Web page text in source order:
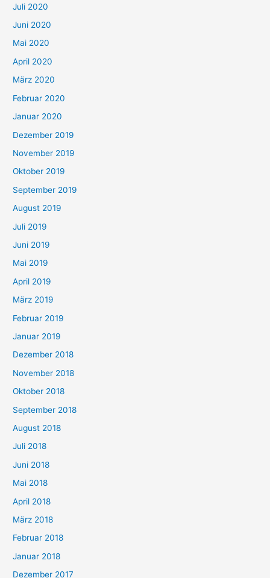
Juli 2020
Juni 2020
Mai 2020
April 2020
März 2020
Februar 2020
Januar 2020
Dezember 2019
November 2019
Oktober 2019
September 2019
August 2019
Juli 2019
Juni 2019
Mai 2019
April 2019
März 2019
Februar 2019
Januar 2019
Dezember 2018
November 2018
Oktober 2018
September 2018
August 2018
Juli 2018
Juni 2018
Mai 2018
April 2018
März 2018
Februar 2018
Januar 2018
Dezember 2017